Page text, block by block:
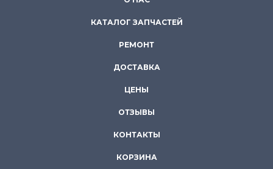
КАТАЛОГ ЗАПЧАСТЕЙ
РЕМОНТ
ДОСТАВКА
ЦЕНЫ
ОТЗЫВЫ
КОНТАКТЫ
КОРЗИНА